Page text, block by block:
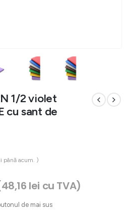
1/2 violet
cu sant de
până acum. )
48,16 lei cu TVA)
de mai sus